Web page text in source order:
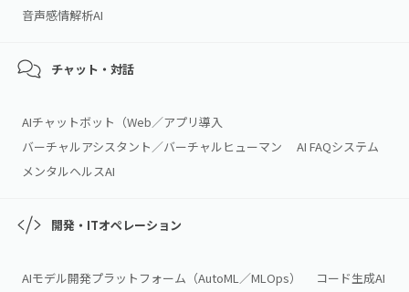
音声感情解析AI
チャット・対話
AIチャットボット（Web／アプリ導入
バーチャルアシスタント／バーチャルヒューマン
AI FAQシステム
メンタルヘルスAI
開発・ITオペレーション
AIモデル開発プラットフォーム（AutoML／MLOps）
コード生成AI